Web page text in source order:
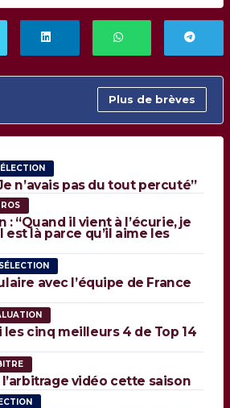
Plus de brèves
n’avais pas du tout percuté”
: “Quand il vient à l’écurie, je
est là parce qu’il aime les
SÉLECTION
avec l’équipe de France
les cinq meilleurs 4 de Top 14
vidéo cette saison